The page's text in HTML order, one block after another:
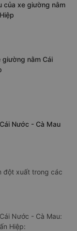
của xe giường nằm
nằm Cái
Nước - Cà Mau
đột xuất trong các
Nước - Cà Mau:
Hiệp: